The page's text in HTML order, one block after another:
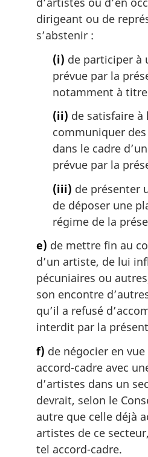
dirigeant ou de
s’abstenir :
(i) de participer à
prévue par la
notamment à
(ii) de satisfaire à
communiquer
dans le cadre
prévue par la
(iii) de présenter
de déposer une
régime de la
e) de mettre fin au
d’un artiste, de lui
pécuniaires ou
son encontre
qu’il a refusé
interdit par la
f) de négocier en
accord-cadre avec
d’artistes dans un
devrait, selon le
autre que celle déjà
artistes de ce
tel accord-cadre.